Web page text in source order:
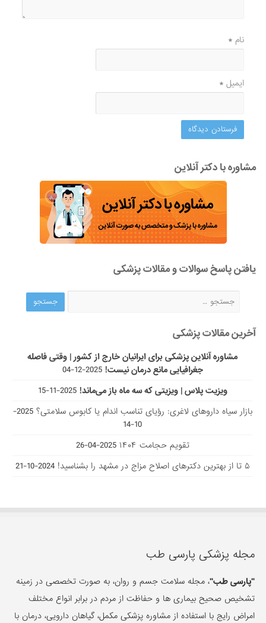
نام*
ایمیل*
مشاوره با دکتر آنلاین
یافتن پاسخ سوالات و مقالات پزشکی
آخرین مقالات پزشکی
مشاوره آنلاین پزشکی برای ایرانیان خارج از کشور | وقتی فاصله
جغرافیایی مانع درمان نیست! 2025-12-04
ویزیت پلاس | ویزیتی که سه ماه باز می‌ماند! 2025-11-15
بازار سیاه داروهای لاغری: رؤیای تناسب اندام یا کابوس سلامتی؟
2025-
10-14
تقویم حجامت ۱۴۰۴
2025-04-26
۵ تا از بهترین دکتر‌های اصلاح مزاج در مشهد را بشناسید!
2024-10-21
مجله پزشکی پارسی طب
"پارسی طب"، مجله سلامت جسم و روان، به صورت تخصصی در زمینه
تشخیص صحیح بیماری ها و حفاظت از مردم در برابر انواع مختلف
امراض رایج با استفاده از مشاوره پزشکی مکمل، گیاهان دارویی، درمان با